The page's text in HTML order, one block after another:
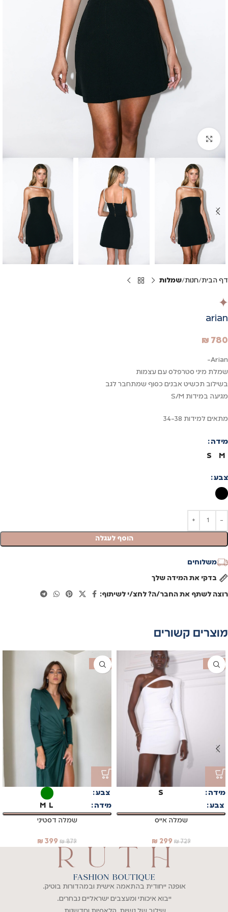
Click to enlarge
דף הבית חנות שמלות
arian
₪ 780
Arian-
שמלת מיני סטרפלס עם עצמות
בשילוב תכשיט אבנים כסוף שמתחבר לגב
מגיעה במידות S/M
מתאים למידות 34-38
מידה
M
S
צבע
הוסף לעגלה
משלוחים
בדקי את המידה שלך
רוצה לשתף את החבר/ה? לחצ/י לשיתוף:
מוצרים קשורים
SALE
מידה
S
צבע
שמלה אייס
₪729
₪ 299
SALE
צבע
מידה
L
M
שמלה דסטיני
₪879
₪ 399
אופנה ייחודית בהתאמה אישית ובמהדורות בוטיק.
ייבוא איכותי ומעצבים ישראליים נבחרים.